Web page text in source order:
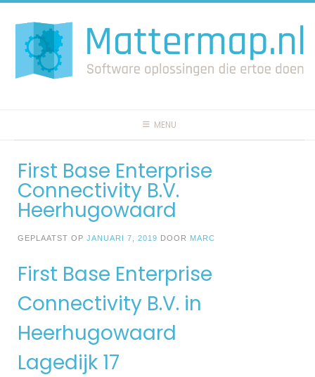
naar
inhoud
MENU
First Base Enterprise
Connectivity B.V.
Heerhugowaard
GEPLAATST OP JANUARI 7, 2019 DOOR MARC
First Base Enterprise
Connectivity B.V. in
Heerhugowaard
Lagedijk 17